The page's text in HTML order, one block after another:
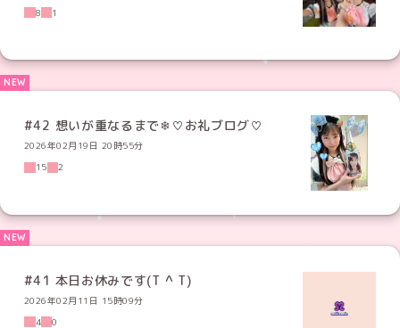
8
1
#42 想いが重なるまで❄︎♡お礼ブログ♡
2026年02月19日 20時55分
15
2
#41 本日お休みです(T ^ T)
2026年02月11日 15時09分
4
0